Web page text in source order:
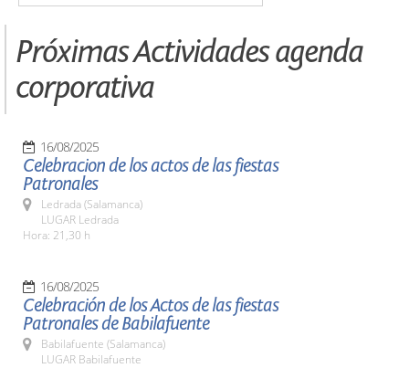
Próximas Actividades agenda
corporativa
16/08/2025
Celebracion de los actos de las fiestas
Patronales
Ledrada (Salamanca)
LUGAR Ledrada
Hora: 21,30 h
16/08/2025
Celebración de los Actos de las fiestas
Patronales de Babilafuente
Babilafuente (Salamanca)
LUGAR Babilafuente